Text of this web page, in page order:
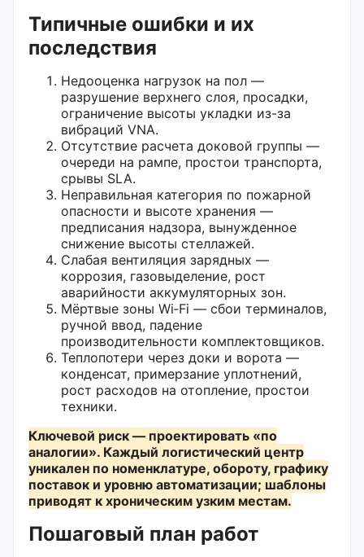
Типичные ошибки и их
последствия
Недооценка нагрузок на пол —
разрушение верхнего слоя, просадки,
ограничение высоты укладки из-за
вибраций VNA.
Отсутствие расчета доковой группы —
очереди на рампе, простои транспорта,
срывы SLA.
Неправильная категория по пожарной
опасности и высоте хранения —
предписания надзора, вынужденное
снижение высоты стеллажей.
Слабая вентиляция зарядных —
коррозия, газовыделение, рост
аварийности аккумуляторных зон.
Мёртвые зоны Wi‑Fi — сбои терминалов,
ручной ввод, падение
производительности комплектовщиков.
Теплопотери через доки и ворота —
конденсат, примерзание уплотнений,
рост расходов на отопление, простои
техники.
Ключевой риск — проектировать «по
аналогии». Каждый логистический центр
уникален по номенклатуре, обороту, графику
поставок и уровню автоматизации; шаблоны
приводят к хроническим узким местам.
Пошаговый план работ